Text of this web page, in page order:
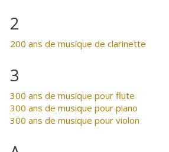
2
200 ans de musique de clarinette
3
300 ans de musique pour flute
300 ans de musique pour piano
300 ans de musique pour violon